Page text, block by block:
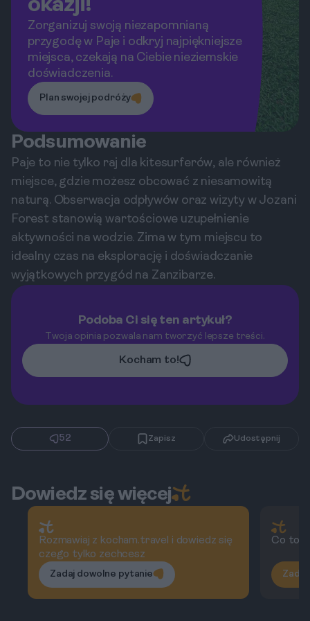
okazji!
Zorganizuj swoją niezapomnianą
przygodę w Paje i odkryj najpiękniejsze
miejsca, czekają na Ciebie nieziemskie
doświadczenia.
Plan swojej podróży
Podsumowanie
Paje to nie tylko raj dla kitesurferów, ale również
miejsce, gdzie możesz obcować z niesamowitą
naturą. Obserwacja odpływów oraz wizyty w Jozani
Forest stanowią wartościowe uzupełnienie
aktywności na wodzie. Zima w tym miejscu to
idealny czas na eksplorację i doświadczanie
wyjątkowych przygód na Zanzibarze.
Podoba Ci się ten artykuł?
Twoja opinia pozwala nam tworzyć lepsze treści.
Kocham to!
52 Zapisz Udostępnij
Dowiedz się więcej
Rozmawiaj z kocham.travel i dowiedz się
czego tylko zechcesz
Zadaj dowolne pytanie
Co to